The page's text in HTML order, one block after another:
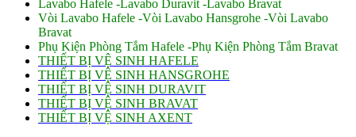
Lavabo Hafele -Lavabo Duravit -Lavabo Bravat
Vòi Lavabo Hafele -Vòi Lavabo Hansgrohe -Vòi Lavabo
Bravat
Phụ Kiện Phòng Tắm Hafele -Phụ Kiện Phòng Tắm Bravat
THIẾT BỊ VỆ SINH HAFELE
THIẾT BỊ VỆ SINH HANSGROHE
THIẾT BỊ VỆ SINH DURAVIT
THIẾT BỊ VỆ SINH BRAVAT
THIẾT BỊ VỆ SINH AXENT